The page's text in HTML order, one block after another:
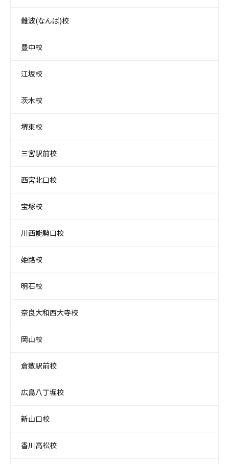
難波(なんば)校
豊中校
江坂校
茨木校
堺東校
三宮駅前校
西宮北口校
宝塚校
川西能勢口校
姫路校
明石校
奈良大和西大寺校
岡山校
倉敷駅前校
広島八丁堀校
新山口校
香川高松校